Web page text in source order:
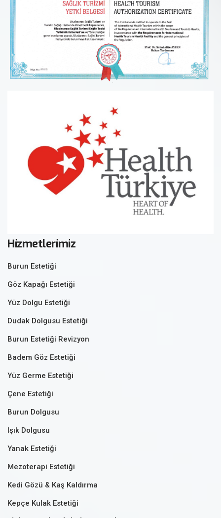
Hizmetlerimiz
Burun Estetiği
Göz Kapağı Estetiği
Yüz Dolgu Estetiği
Dudak Dolgusu Estetiği
Burun Estetiği Revizyon
Badem Göz Estetiği
Yüz Germe Estetiği
Çene Estetiği
Burun Dolgusu
Işık Dolgusu
Yanak Estetiği
Mezoterapi Estetiği
Kedi Gözü & Kaş Kaldırma
Kepçe Kulak Estetiği